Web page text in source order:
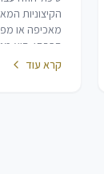
הקיצוניות
מאכיפה או
הפרתו. הוא
המצטברים
קרא עוד